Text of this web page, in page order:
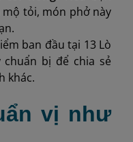
tỏi, món phở này
ban đầu tại 13 Lò
bị để chia sẻ
khác.
vị như